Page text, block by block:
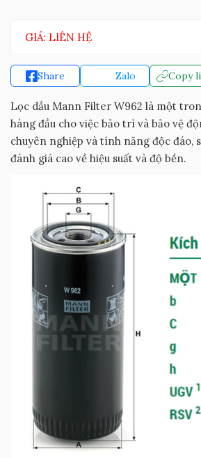
GIÁ: LIÊN HỆ
Share Zalo Copy
Lọc dầu Mann Filter W962 là một
hàng đầu cho việc bảo trì và bảo vệ
chuyên nghiệp và tính năng độc đáo,
đánh giá cao về hiệu suất và độ bền.